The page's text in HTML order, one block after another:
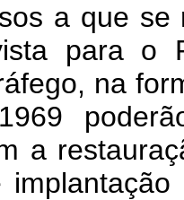
a que
para o
na
a